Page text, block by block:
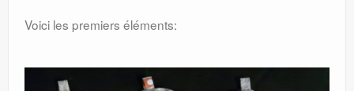
Voici les premiers éléments: